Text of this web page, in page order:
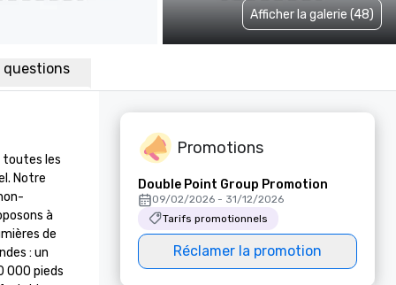
Afficher la galerie (48)
questions
toutes les
Notre
à
de
: un
000 pieds
Promotions
Double Point Group Promotion
09/02/2026 - 31/12/2026
Tarifs promotionnels
Réclamer la promotion